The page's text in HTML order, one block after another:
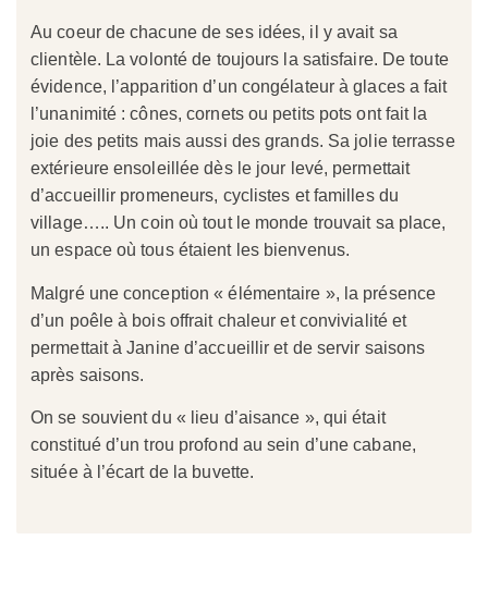
Au coeur de chacune de ses idées, il y avait sa
clientèle. La volonté de toujours la satisfaire. De toute
évidence, l’apparition d’un congélateurà glaces a fait
l’unanimité : cônes, cornets ou petits pots ont fait la
joie des petits mais aussi des grands. Sa jolie terrasse
extérieure ensoleillée dès le jour levé, permettait
d’accueillir promeneurs, cyclistes et familles du
village….. Un coin où tout le monde trouvait sa place,
un espace où tous étaient les bienvenus.
Malgré une conception « élémentaire », la présence
d’un poêle à bois offrait chaleur et convivialité et
permettait à Janine d’accueillir et de servir saisons
après saisons.
On se souvient du « l ieu d’aisance », qui était
constitué d’un trou profond au sein d’une cabane,
située à l’écart de la buvette.